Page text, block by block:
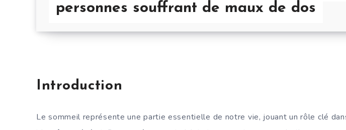
personnes souffrant de maux de dos
Introduction
Le sommeil représente une partie essentielle de notre vie, jouant un rôle clé